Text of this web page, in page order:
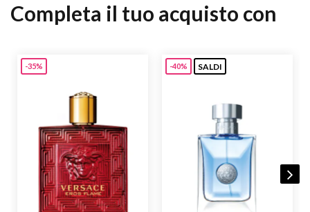
Completa il tuo acquisto con
-35% -40% SALDI